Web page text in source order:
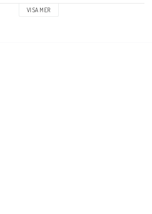
Luxury #XXL 911-03005
VISA MER